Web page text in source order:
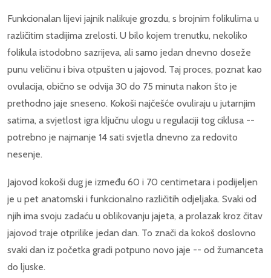
Funkcionalan lijevi jajnik nalikuje grozdu, s brojnim folikulima u
različitim stadijima zrelosti. U bilo kojem trenutku, nekoliko
folikula istodobno sazrijeva, ali samo jedan dnevno doseže
punu veličinu i biva otpušten u jajovod. Taj proces, poznat kao
ovulacija, obično se odvija 30 do 75 minuta nakon što je
prethodno jaje sneseno. Kokoši najčešće ovuliraju u jutarnjim
satima, a svjetlost igra ključnu ulogu u regulaciji tog ciklusa --
potrebno je najmanje 14 sati svjetla dnevno za redovito
nesenje.
Jajovod kokoši dug je između 60 i 70 centimetara i podijeljen
je u pet anatomski i funkcionalno različitih odjeljaka. Svaki od
njih ima svoju zadaću u oblikovanju jajeta, a prolazak kroz čitav
jajovod traje otprilike jedan dan. To znači da kokoš doslovno
svaki dan iz početka gradi potpuno novo jaje -- od žumanceta
do ljuske.